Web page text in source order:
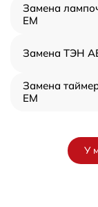
Замена
EM
Замена ТЭН
Замена
EM
У